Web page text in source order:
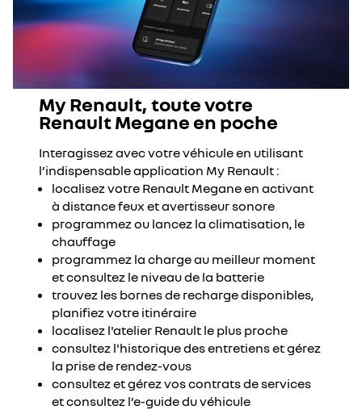
My Renault, toute votre
Renault Megane en poche
Interagissez avec votre véhicule en utilisant
l’indispensable application My Renault :
localisez votre Renault Megane en activant
à distance feux et avertisseur sonore
programmez ou lancez la climatisation, le
chauffage
programmez la charge au meilleur moment
et consultez le niveau de la batterie
trouvez les bornes de recharge disponibles,
planifiez votre itinéraire
localisez l'atelier Renault le plus proche
consultez l'historique des entretiens et gérez
la prise de rendez-vous
consultez et gérez vos contrats de services
et consultez l’e-guide du véhicule